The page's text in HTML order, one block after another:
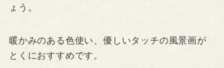
ょう。
暖かみのある色使い、優しいタッチの風景画が
とくにおすすめです。